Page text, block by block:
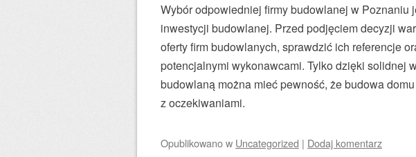
Wybór odpowiedniej firmy budowlanej w Poznaniu
inwestycji budowlanej. Przed podjęciem decyzji
oferty firm budowlanych, sprawdzić ich referencje
potencjalnymi wykonawcami. Tylko dzięki solidnej
budowlaną można mieć pewność, że budowa
z oczekiwaniami.
Opublikowanow Uncategorized | Dodaj komentarz